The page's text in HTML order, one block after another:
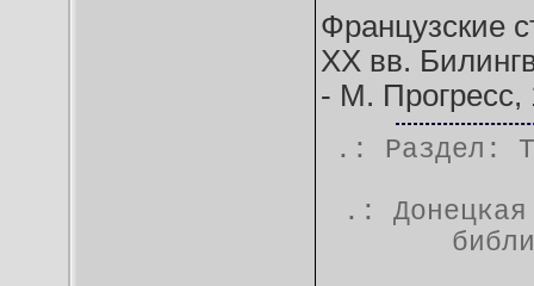
Французские
XX вв.
- М. Прогресс,
.: Раздел:
.: